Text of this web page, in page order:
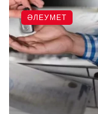
ӘЛЕУМЕТ